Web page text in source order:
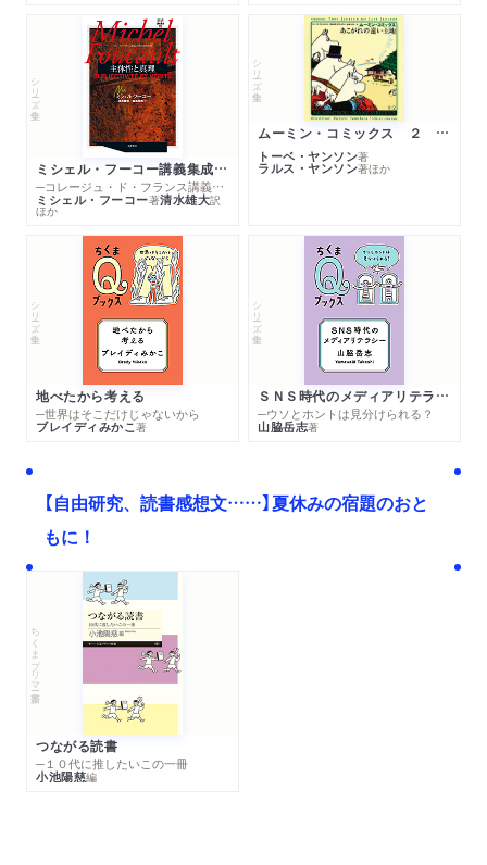
シリーズ・全集
ミシェル・フーコー講義集成１０ 主体性と真理
─コレージュ・ド・フランス講義１９８０－１９８１年度
ミシェル・フーコー著清水雄大訳
ほか
シリーズ・全集
ムーミン・コミックス ２ あこがれの遠い土地
トーベ・ヤンソン著
ラルス・ヤンソン著ほか
シリーズ・全集
地べたから考える
─世界はそこだけじゃないから
ブレイディみかこ著
シリーズ・全集
ＳＮＳ時代のメディアリテラシー
─ウソとホントは見分けられる？
山脇岳志著
【自由研究、読書感想文……】夏休みの宿題のおと
もに！
ちくまプリマー新書
つながる読書
─１０代に推したいこの一冊
小池陽慈編